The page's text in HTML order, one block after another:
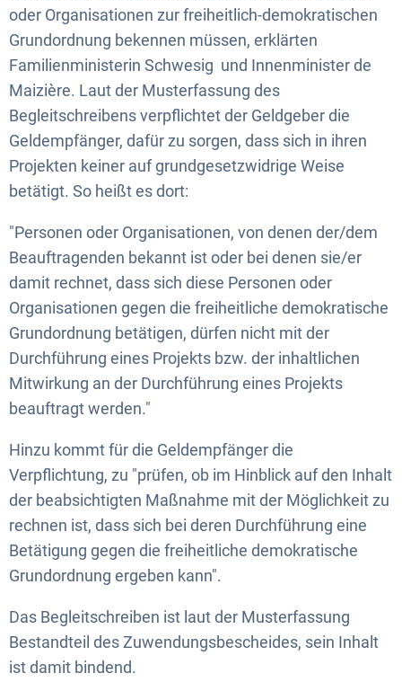
oder Organisationen zur freiheitlich-demokratischen
Grundordnung bekennen müssen, erklärten
Familienministerin Schwesig und Innenminister de
Maizière. Laut der Musterfassung des
Begleitschreibens verpflichtet der Geldgeber die
Geldempfänger, dafür zu sorgen, dass sich in ihren
Projekten keiner auf grundgesetzwidrige Weise
betätigt. So heißt es dort:
"Personen oder Organisationen, von denen der/dem
Beauftragenden bekannt ist oder bei denen sie/er
damit rechnet, dass sich diese Personen oder
Organisationen gegen die freiheitliche demokratische
Grundordnung betätigen, dürfen nicht mit der
Durchführung eines Projekts bzw. der inhaltlichen
Mitwirkung an der Durchführung eines Projekts
beauftragt werden."
Hinzu kommt für die Geldempfänger die
Verpflichtung, zu "prüfen, ob im Hinblick auf den Inhalt
der beabsichtigten Maßnahme mit der Möglichkeit zu
rechnen ist, dass sich bei deren Durchführung eine
Betätigung gegen die freiheitliche demokratische
Grundordnung ergeben kann".
Das Begleitschreiben ist laut der Musterfassung
Bestandteil des Zuwendungsbescheides, sein Inhalt
ist damit bindend.